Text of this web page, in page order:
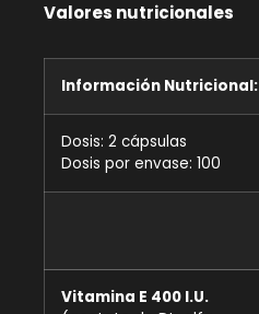
Valores nutricionales
Información Nutricional:
Dosis: 2 cápsulas
Dosis por envase: 100
Vitamina E 400 I.U.